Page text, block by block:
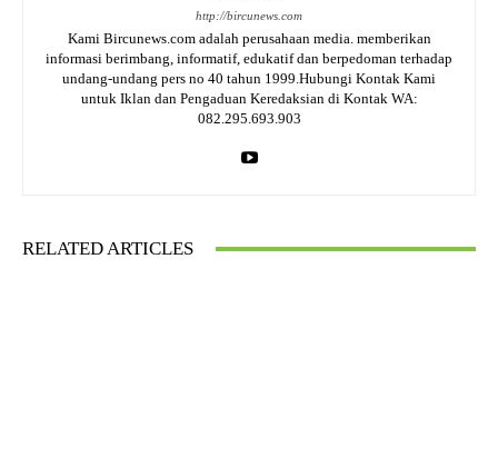
http://bircunews.com
Kami Bircunews.com adalah perusahaan media. memberikan
informasi berimbang, informatif, edukatif dan berpedoman terhadap
undang-undang pers no 40 tahun 1999.Hubungi Kontak Kami
untuk Iklan dan Pengaduan Keredaksian di Kontak WA:
082.295.693.903
RELATED ARTICLES